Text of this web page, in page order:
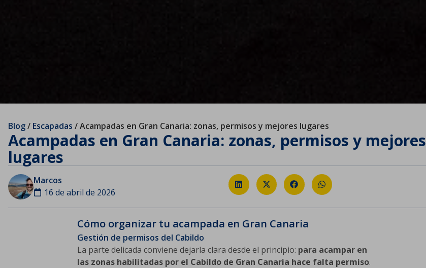
Blog/ Escapadas /Acampadas en Gran Canaria: zonas, permisos y mejores lugares
Acampadas en Gran Canaria: zonas, permisos y mejores
lugares
Marcos
16 de abril de 2026
Cómo organizar tu acampada en Gran Canaria
Gestión de permisos del Cabildo
La parte delicada conviene dejarla clara desde el principio: para acampar en
las zonas habilitadas por el Cabildo de Gran Canaria hace falta permiso.